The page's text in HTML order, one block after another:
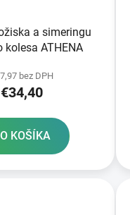
a simeringu
kolesa ATHENA
bez DPH
€34,40
KOŠÍKA